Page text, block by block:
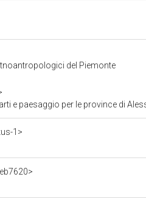
del Piemonte
e paesaggio per le province di
1>